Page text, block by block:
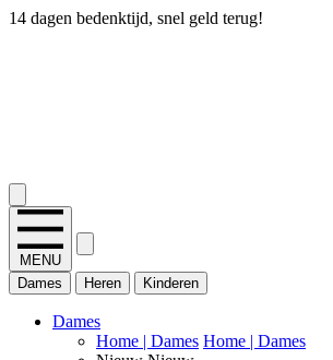
14 dagen bedenktijd, snel geld terug!
MENU
Dames
Heren Kinderen
Dames
Home | Dames Home | Dames